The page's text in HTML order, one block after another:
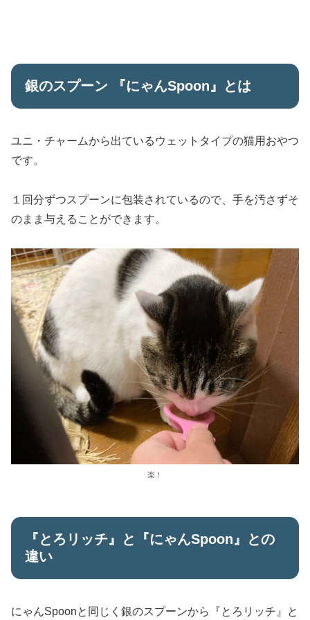
銀のスプーン 『にゃんSpoon』とは
ユニ・チャームから出ているウェットタイプの猫用おやつ
です。
１回分ずつスプーンに包装されているので、手を汚さずそ
のまま与えることができます。
楽！
『とろリッチ』と『にゃんSpoon』との
違い
にゃんSpoonと同じく銀のスプーンから『とろリッチ』と